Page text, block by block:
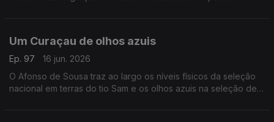
Um Curaçau de olhos azuis
Ep. 97
16 jun. 2026
O Afonso de Sousa traz ao largo os níveis físicos da seleção
nacional em terras do tio Sam e os olhos azuis na seleção de